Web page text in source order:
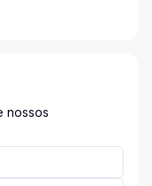
nossos